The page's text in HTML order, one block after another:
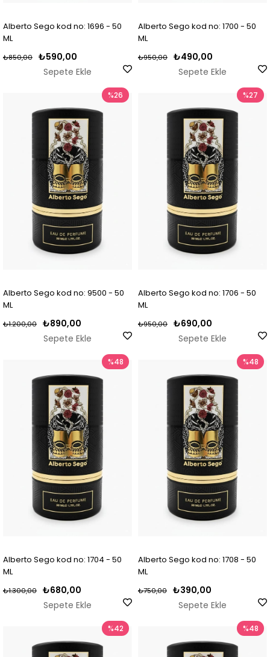
Alberto Sego kod no: 1696 - 50
ML
₺590,00
₺850,00
Sepete Ekle
Alberto Sego kod no: 1700 - 50
ML
₺490,00
₺950,00
Sepete Ekle
Alberto Sego kod no: 9500 - 50
ML
₺890,00
₺1.200,00
Sepete Ekle
%26
Alberto Sego kod no: 1706 - 50
ML
₺690,00
₺950,00
Sepete Ekle
%27
Alberto Sego kod no: 1704 - 50
ML
₺680,00
₺1.300,00
Sepete Ekle
%48
Alberto Sego kod no: 1708 - 50
ML
₺390,00
₺750,00
Sepete Ekle
%48
%42 %48